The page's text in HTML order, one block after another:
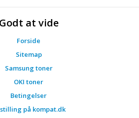
Godt at vide
Forside
Sitemap
Samsung toner
OKI toner
Betingelser
på kompat.dk